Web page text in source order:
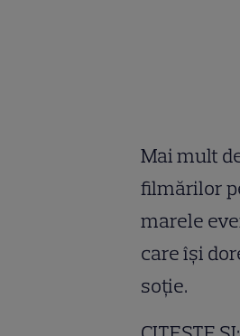
Mai mult
filmărilor
marele
care își
soție.